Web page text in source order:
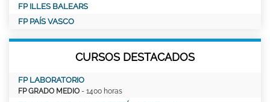
FP ILLES BALEARS
FP PAÍS VASCO
CURSOS DESTACADOS
FP LABORATORIO
FP GRADO MEDIO - 1400 horas